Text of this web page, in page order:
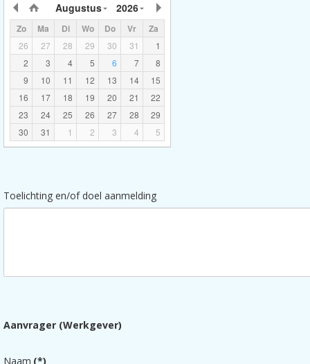
Augustus 2026
Zo Ma Di Wo Do Vr Za
26 27 28 29 30 31
1
2
3 4 5 6 7
8
9
10 11 12 13 14
15
16
17 18 19 20 21
22
23
24 25 26 27 28
29
30
31 1 2 3 4 5
Toelichting en/of doel aanmelding
Aanvrager (Werkgever)
Naam (*)